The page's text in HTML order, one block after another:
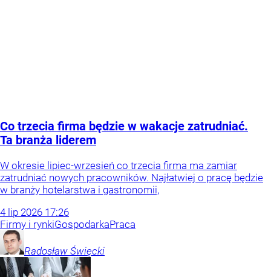
Co trzecia firma będzie w wakacje zatrudniać.
Ta branża liderem
W okresie lipiec-wrzesień co trzecia firma ma zamiar
zatrudniać nowych pracowników. Najłatwiej o pracę będzie
w branży hotelarstwa i gastronomii,
4 lip 2026 17:26
Firmy i rynkiGospodarkaPraca
Radosław Święcki